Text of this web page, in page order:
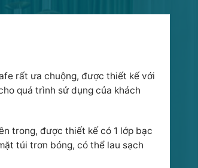
rất ưa chuộng, được thiết kế với
quá trình sử dụng của khách
trong, được thiết kế có 1 lớp bạc
túi trơn bóng, có thể lau sạch